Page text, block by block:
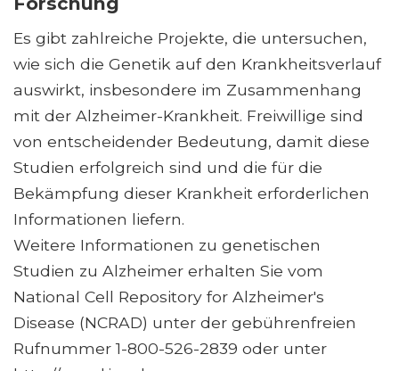
Es gibt zahlreiche Projekte, die untersuchen,
wie sich die Genetik auf den Krankheitsverlauf
auswirkt, insbesondere im Zusammenhang
mit der Alzheimer-Krankheit. Freiwillige sind
von entscheidender Bedeutung, damit diese
Studien erfolgreich sind und die für die
Bekämpfung dieser Krankheit erforderlichen
Informationen liefern.
Weitere Informationen zu genetischen
Studien zu Alzheimer erhalten Sie vom
National Cell Repository for Alzheimer's
Disease (NCRAD) unter der gebührenfreien
Rufnummer 1-800-526-2839 oder unter